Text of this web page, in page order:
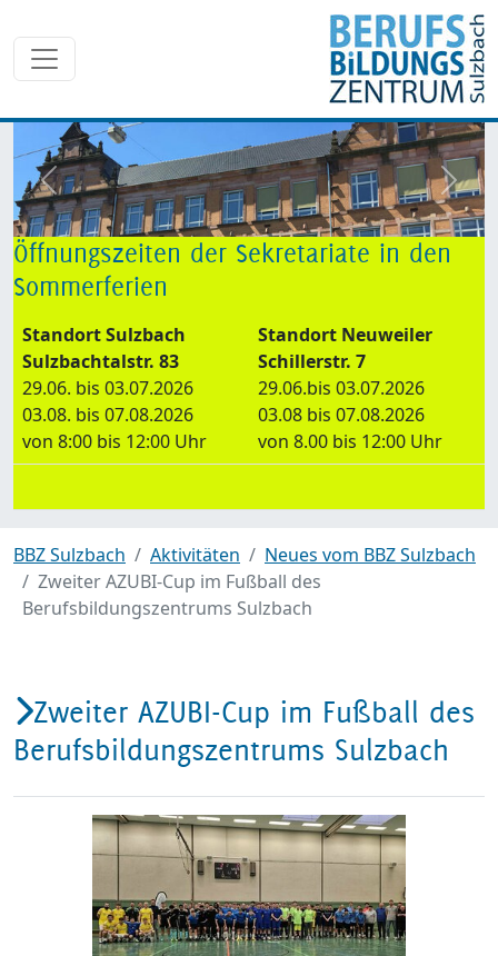
zurück
Öffnungszeiten der Sekretariate in den
Sommerferien
Standort Sulzbach
Sulzbachtalstr. 83
29.06. bis 03.07.2026
03.08. bis 07.08.2026
von 8:00 bis 12:00 Uhr
Standort Neuweiler
Schillerstr. 7
29.06.bis 03.07.2026
03.08 bis 07.08.2026
von 8.00 bis 12:00 Uhr
BBZ Sulzbach Aktivitäten
Neues vom BBZ Sulzbach
Zweiter AZUBI-Cup im Fußball des
Berufsbildungszentrums Sulzbach
Zweiter AZUBI-Cup im Fußball des
Berufsbildungszentrums Sulzbach